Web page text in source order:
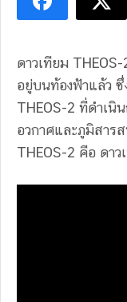
ดาวเทียม
อยู่บนท้องฟ้าแล้ว ซึ่
THEOS-2 ที่ดำเนิ
อวกาศและภูมิสาร
THEOS-2 คือ ดาว